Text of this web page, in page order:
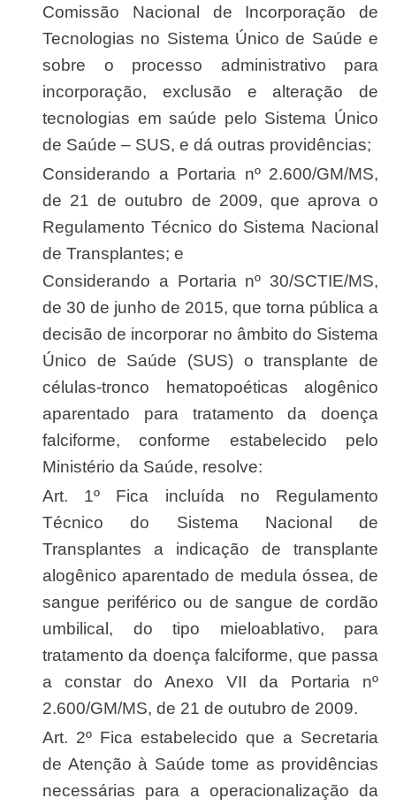
Comissão Nacional de Incorporação de
Tecnologias no Sistema Único de Saúde e
sobre o processo administrativo para
incorporação, exclusão e alteração de
tecnologias em saúde pelo Sistema Único
de Saúde – SUS, e dá outras providências;
Considerando a Portaria nº 2.600/GM/MS,
de 21 de outubro de 2009, que aprova o
Regulamento Técnico do Sistema Nacional
de Transplantes; e
Considerando a Portaria nº 30/SCTIE/MS,
de 30 de junho de 2015, que torna pública a
decisão de incorporar no âmbito do Sistema
Único de Saúde (SUS) o transplante de
células-tronco hematopoéticas alogênico
aparentado para tratamento da doença
falciforme, conforme estabelecido pelo
Ministério da Saúde, resolve:
Art. 1º Fica incluída no Regulamento
Técnico do Sistema Nacional de
Transplantes a indicação de transplante
alogênico aparentado de medula óssea, de
sangue periférico ou de sangue de cordão
umbilical, do tipo mieloablativo, para
tratamento da doença falciforme, que passa
a constar do Anexo VII da Portaria nº
2.600/GM/MS, de 21 de outubro de 2009.
Art. 2º Fica estabelecido que a Secretaria
de Atenção à Saúde tome as providências
necessárias para a operacionalização da